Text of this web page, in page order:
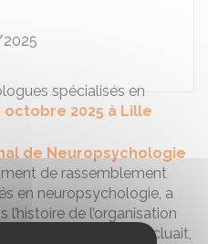
spécialisés en
octobre 2025 à Lille
de Neuropsychologie
de rassemblement
en neuropsychologie, a
de l’organisation
300 personnes, il concluait,